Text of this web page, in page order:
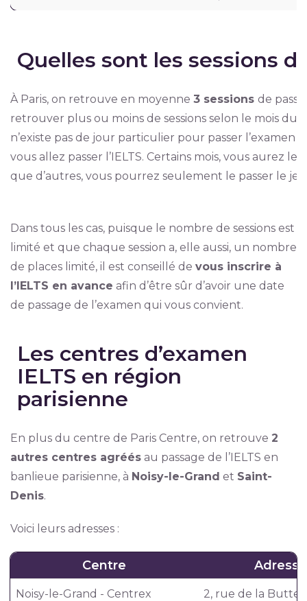
Quelles sont les sessions
À Paris, on retrouve en moyenne 3 sessions de
retrouver plus ou moins de sessions selon le mois
n’existe pas de jour particulier pour passer
vous allez passer l’IELTS. Certains mois, vous aurez
que d’autres, vous pourrez seulement le passer le
Dans tous les cas, puisque le nombre de sessions est
limité et que chaque session a, elle aussi, un nombre
de places limité, il est conseillé de vous inscrire à
l’IELTS en avance afin d’être sûr d’avoir une date
de passage de l’examen qui vous convient.
Les centres d’examen
IELTS en région
parisienne
En plus du centre de Paris Centre, on retrouve 2
autres centres agréésau passage de l’IELTS en
banlieue parisienne, à Noisy-le-Grand et Saint-
Denis.
Voici leurs adresses :
Centre Adresse
Noisy-le-Grand - Centrex
2, rue de la Butte